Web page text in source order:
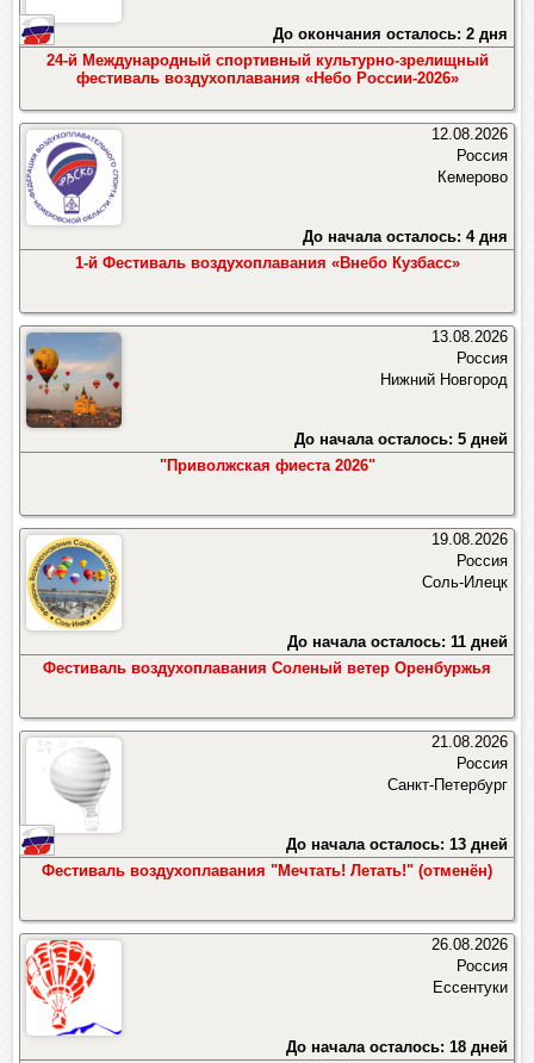
воздухом, успешно взлетела к потолку.
Модель представляла собой тонкую
яйцеобразную оболочку с подвешенной под ней
маленькой жаровней. Король щедро
вознаградил изобретателя, он был удостоен
Атлантический океан, подзаправился в
Friedrichshafen, пролетел Восточную Европу,
СССР и припарковался на пять дней на
восточном побережье Японии. Прибытие в Лос-
Анджелес, на западное побережье США, Hugo
Eckener запланировал на закате, для пущего
часть экипажа и багажа была отправлена в
облегчить взлёт дирижабля в непростых
погодных условиях. Cпустя три недели Graf
Zeppelin вернулся в точку старта. Он пролетел
До окончания осталось: 2 дня
24-й Международный спортивный культурно-зрелищный
фестиваль воздухоплавания «Небо России-2026»
12.08.2026
Россия
Кемерово
До начала осталось: 4 дня
1-й Фестиваль воздухоплавания «Внебо Кузбасс»
13.08.2026
Россия
Нижний Новгород
До начала осталось: 5 дней
"Приволжская фиеста 2026"
19.08.2026
Россия
Соль-Илецк
До начала осталось: 11 дней
Фестиваль воздухоплавания Соленый ветер Оренбуржья
21.08.2026
Россия
Санкт-Петербург
До начала осталось: 13 дней
Фестиваль воздухоплавания "Мечтать! Летать!" (отменён)
26.08.2026
Россия
Ессентуки
До начала осталось: 18 дней